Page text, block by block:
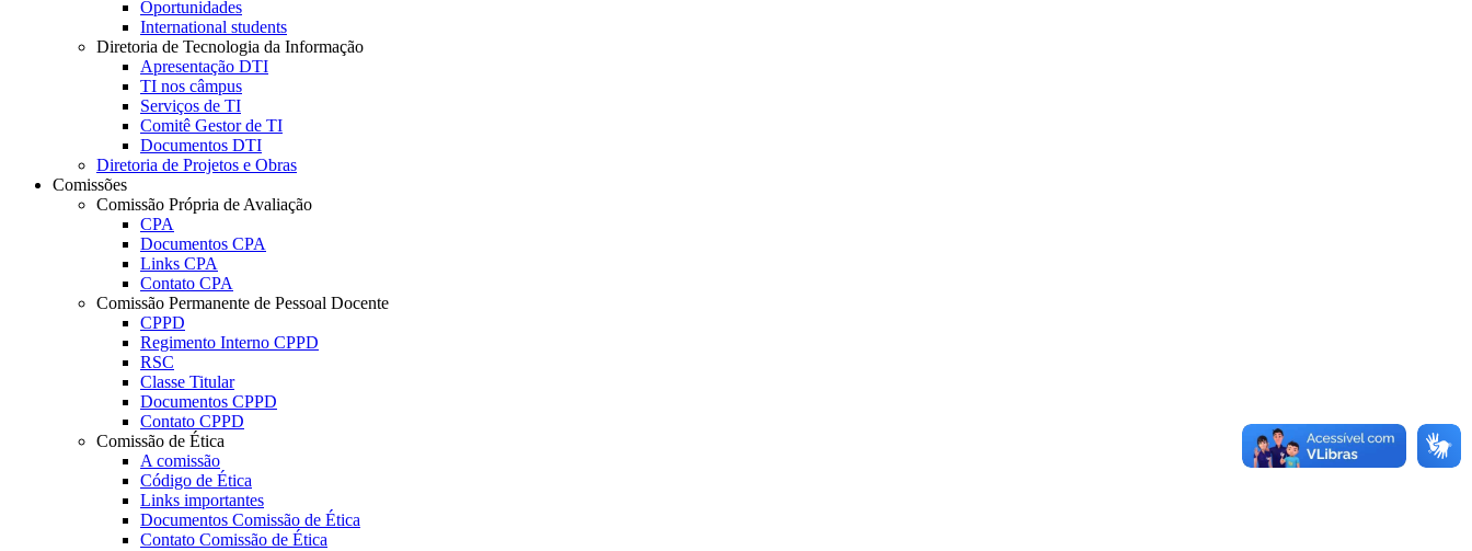
Oportunidades
International students
Diretoria de Tecnologia da Informação
Apresentação DTI
TI nos câmpus
Serviços de TI
Comitê Gestor de TI
Documentos DTI
Diretoria de Projetos e Obras
Comissões
Comissão Própria de Avaliação
CPA
Documentos CPA
Links CPA
Contato CPA
Comissão Permanente de Pessoal Docente
CPPD
Regimento Interno CPPD
RSC
Classe Titular
Documentos CPPD
Contato CPPD
Comissão de Ética
A comissão
Código de Ética
Links importantes
Documentos Comissão de Ética
Contato Comissão de Ética